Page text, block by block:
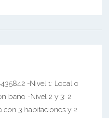
-Nivel 1: Local o
baño -Nivel 2 y 3: 2
con 3 habitaciones y 2